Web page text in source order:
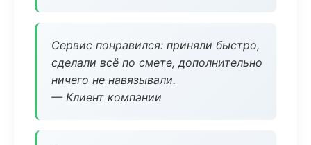
Сервис понравился: приняли быстро,
сделали всё по смете, дополнительно
ничего не навязывали.
— Клиент компании